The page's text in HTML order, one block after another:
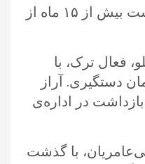
بوکان: عثمان مامه، با گذشت بیش از ۱۵ ماه از
فعال ترک، با
ماه از زمان دستگیری. آراز
۱۰ روز از بازداشت در اداره‌ی
با گذشت